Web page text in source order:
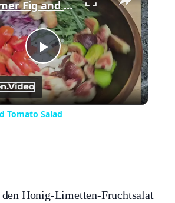
Play
Video
Summer Fig and Tomato Salad
Tomato Salad
Honig-Limetten-Fruchtsalat